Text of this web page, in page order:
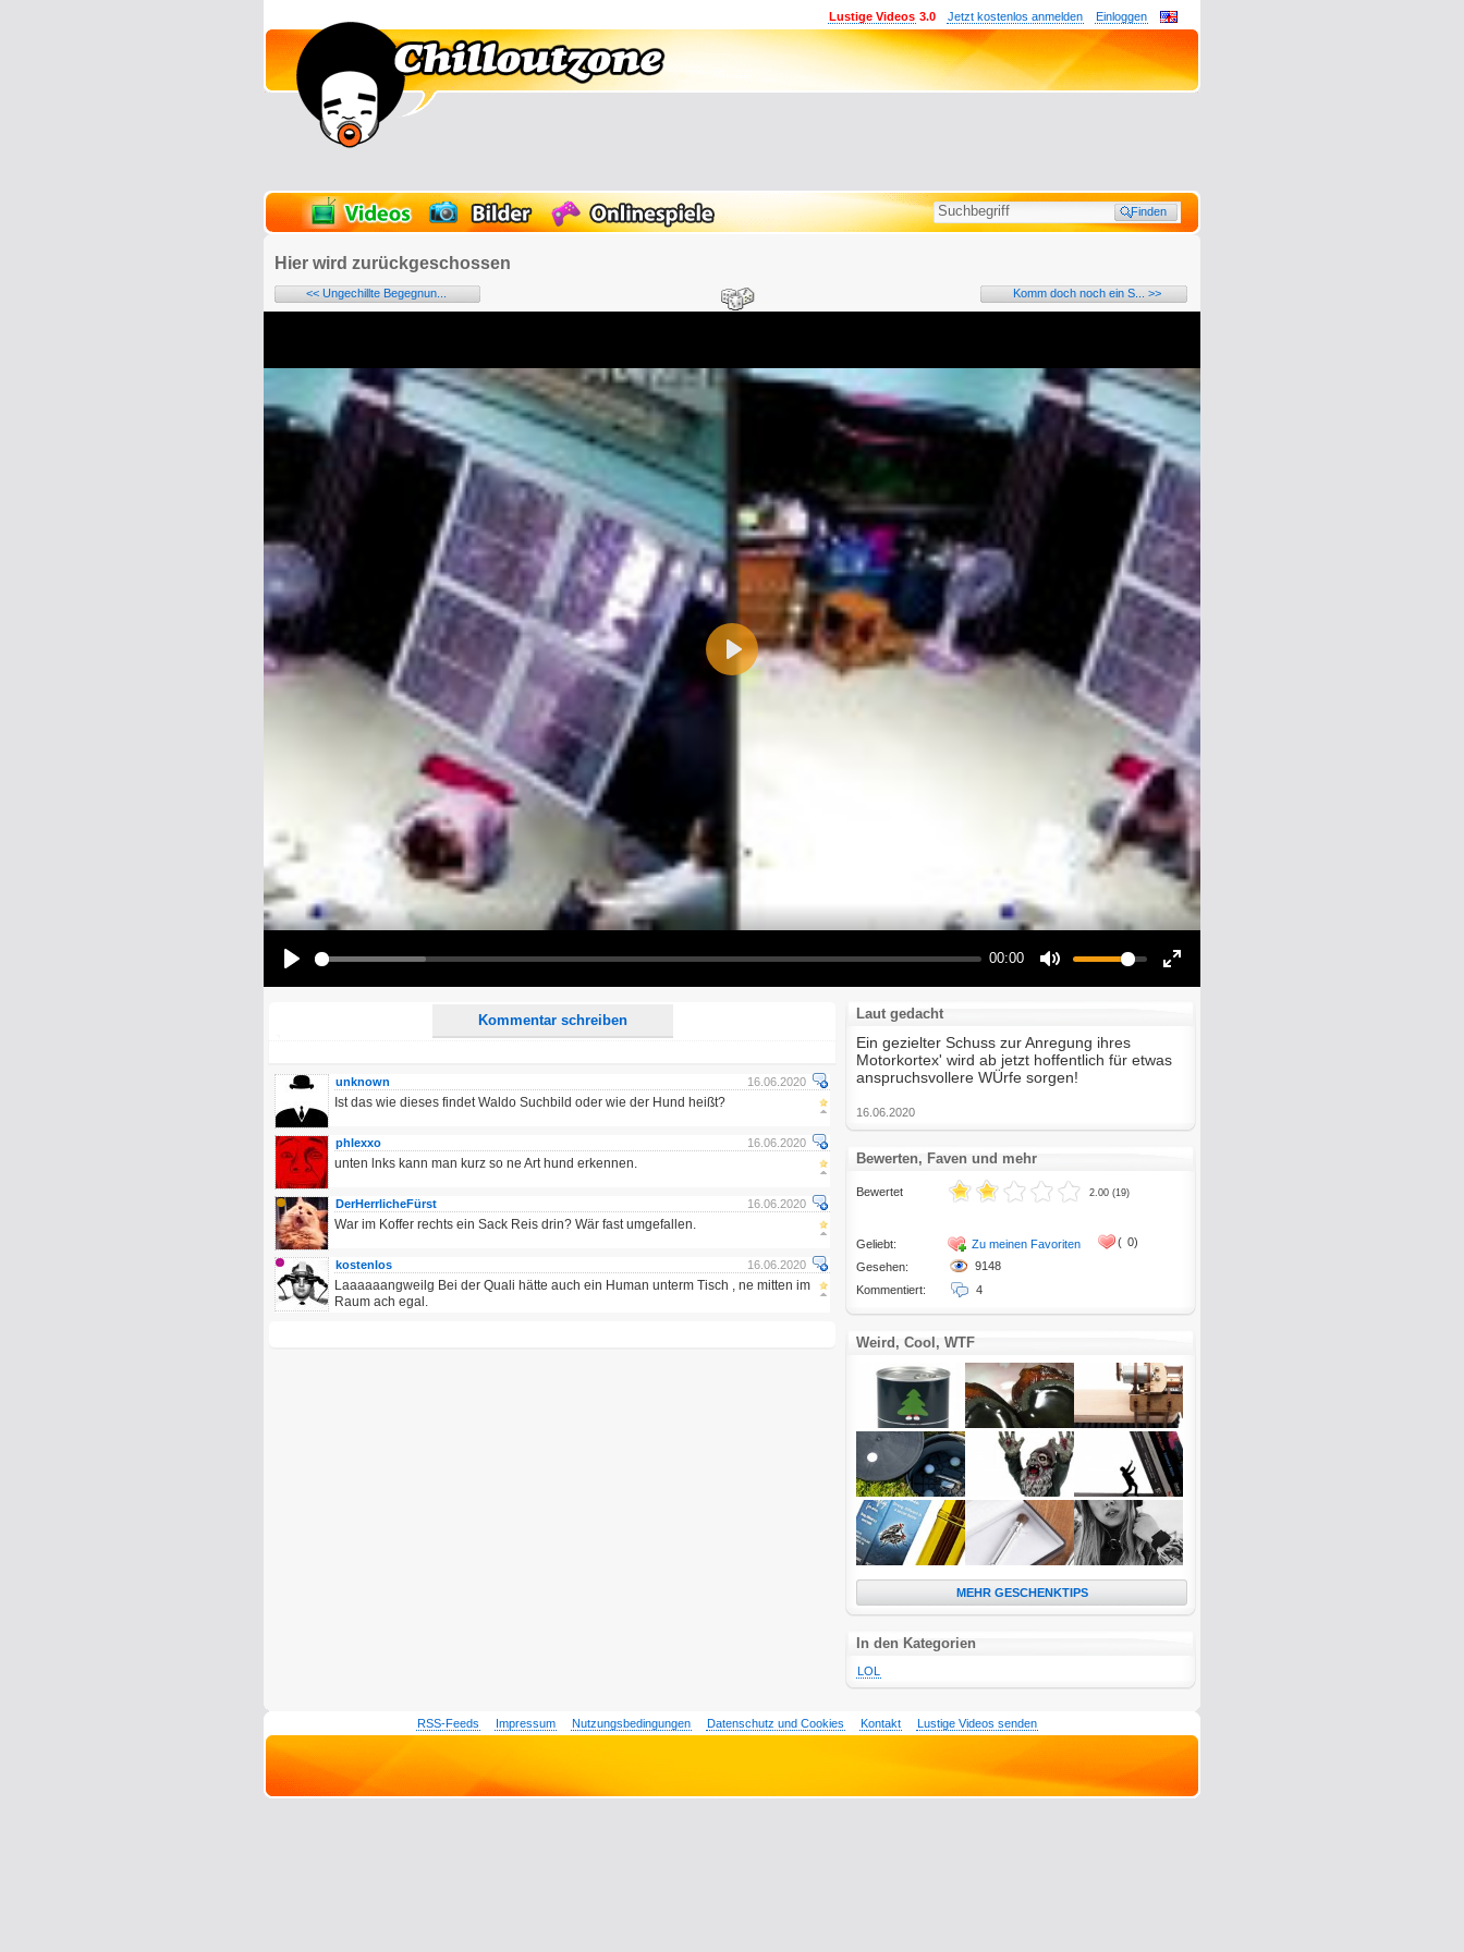
Einloggen
Jetzt kostenlos anmelden
Lustige Videos 3.0
Hier wird zurückgeschossen
<< Ungechillte Begegnun... Komm doch noch ein S... >>
00:00
Play
Kommentar schreiben
Alle HTML-Tags außer <br>, <strike> und <i> werden aus Deinem Kommentar entfernt.
URLs werden automatisch umgewandelt. Bitte verwende "www." oder "http://" in URLs
Ich möchte eine E-Mail, wenn auf dieser Seite weitere Kommentare erscheinen.
16.06.2020
unknown
Ist das wie dieses findet Waldo Suchbild oder wie der Hund heißt?
16.06.2020
phlexxo
unten lnks kann man kurz so ne Art hund erkennen.
16.06.2020
DerHerrlicheFürst
War im Koffer rechts ein Sack Reis drin? Wär fast umgefallen.
16.06.2020
kostenlos
Laaaaaangweilg Bei der Quali hätte auch ein Human unterm Tisch , ne mitten im
Raum ach egal.
Laut gedacht
Ein gezielter Schuss zur Anregung ihres
Motorkortex' wird ab jetzt hoffentlich für etwas
anspruchsvollere WÜrfe sorgen!
16.06.2020
Bewerten, Faven und mehr
Bewertet
Geliebt:
Gesehen:
Kommentiert:
2.00 (19)
Zu meinen Favoriten
9148
4
( 0)
Weird, Cool, WTF
MEHR GESCHENKTIPS
In den Kategorien
LOL
RSS-Feeds Impressum Nutzungsbedingungen Datenschutz und Cookies Kontakt Lustige Videos senden